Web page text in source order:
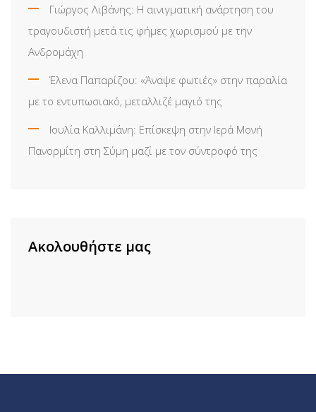
Γιώργος Λιβάνης: Η αινιγματική ανάρτηση του
τραγουδιστή μετά τις φήμες χωρισμού με την
Ανδρομάχη
Έλενα Παπαρίζου: «Άναψε φωτιές» στην παραλία
με το εντυπωσιακό, μεταλλιζέ μαγιό της
Ιουλία Καλλιμάνη: Επίσκεψη στην Ιερά Μονή
Πανορμίτη στη Σύμη μαζί με τον σύντροφό της
Ακολουθήστε μας